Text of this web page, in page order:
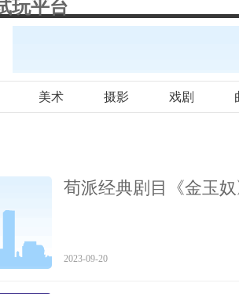
玩平台
美术 摄影 戏剧
荀派经典剧目《金玉
2023-09-20